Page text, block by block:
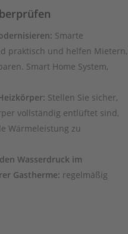
Smarte
praktisch und helfen Mietern,
Smart Home System,
Stellen Sie sicher,
vollständig entlüftet sind,
Wärmeleistung zu
Wasserdruck im
Gastherme: regelmäßig